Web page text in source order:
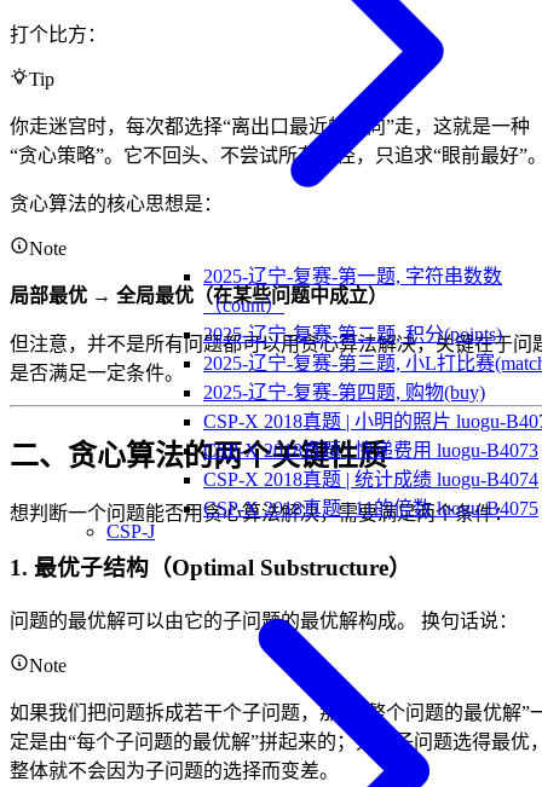
2025-辽宁-复赛-第一题, 字符串数数
（count）
2025-辽宁-复赛-第二题, 积分(points)
2025-辽宁-复赛-第三题, 小L打比赛
2025-辽宁-复赛-第四题, 购物(buy)
CSP-X 2018真题 | 小明的照片 luogu-
CSP-X 2018真题 | 快递费用 luogu-B4073
CSP-X 2018真题 | 统计成绩 luogu-B4074
CSP-X 2018真题 | 11的倍数 luogu-B4075
CSP-J
打个比方：
Tip
你走迷宫时，每次都选择“离出口最近的方向”走，这就是一种
“贪心策略”。它不回头、不尝试所有路径，只追求“眼前最好”
贪心算法的核心思想是：
Note
局部最优 → 全局最优（在某些问题中成立）
但注意，并不是所有问题都可以用贪心算法解决，关键在于问
是否满足一定条件。
二、贪心算法的两个关键性质
想判断一个问题能否用贪心算法解决，需要满足两个条件：
1. 最优子结构（Optimal Substructure）
问题的最优解可以由它的子问题的最优解构成。 换句话说：
Note
如果我们把问题拆成若干个子问题，那么“整个问题的最优解”
定是由“每个子问题的最优解”拼起来的；只要子问题选得最优
整体就不会因为子问题的选择而变差。